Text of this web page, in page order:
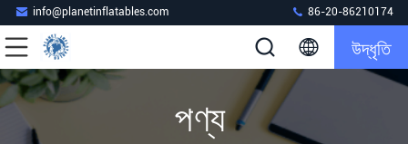
info@planetinflatables.com 86-20-86210174
উদ্ধৃতি
পণ্য